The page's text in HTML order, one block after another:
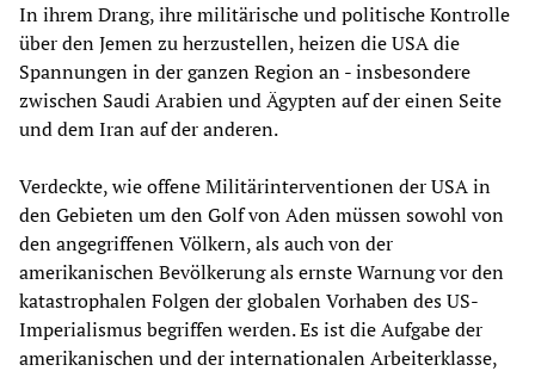
In ihrem Drang, ihre militärische und politische Kontrolle
über den Jemen zu herzustellen, heizen die USA die
Spannungen in der ganzen Region an - insbesondere
zwischen Saudi Arabien und Ägypten auf der einen Seite
und dem Iran auf der anderen.
Verdeckte, wie offene Militärinterventionen der USA in
den Gebieten um den Golf von Aden müssen sowohl von
den angegriffenen Völkern, als auch von der
amerikanischen Bevölkerung als ernste Warnung vor den
katastrophalen Folgen der globalen Vorhaben des US-
Imperialismus begriffen werden. Es ist die Aufgabe der
amerikanischen und der internationalen Arbeiterklasse,